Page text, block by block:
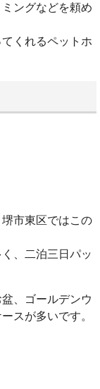
ングなどを頼め
くれるペットホ
市東区ではこの
、二泊三日パッ
、ゴールデンウ
スが多いです。